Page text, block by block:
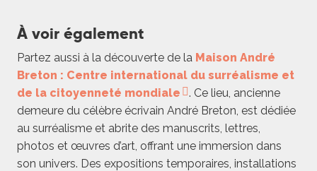
À voir également
Partez aussi à la découverte de la Maison André
Breton : Centre international du surréalisme et
de la citoyenneté mondiale
. Ce lieu, ancienne
demeure du célèbre écrivain André Breton, est dédiée
au surréalisme et abrite des manuscrits, lettres,
photos et œuvres d’art, offrant une immersion dans
son univers. Des expositions temporaires, installations